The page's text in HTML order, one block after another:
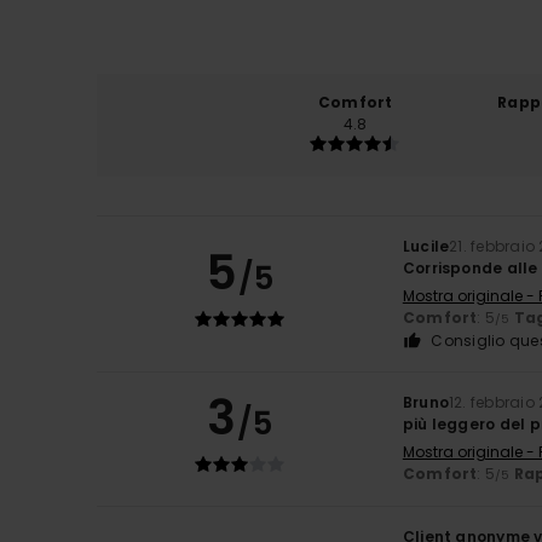
Comfort
4.8
5/5
Lucile21. febbraio
Corrisponde alle
Mostra originale -
Comfort: 5/5
Consiglio
3/5 Bruno12. febbraio
più leggero del
Mostra originale -
Comfort: 5/5
Client anonyme